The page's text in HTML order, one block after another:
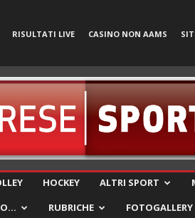
RISULTATI LIVE CASINO NON AAMS
HOCKEY ALTRI SPORT
RUBRICHE FOTOGALLERY